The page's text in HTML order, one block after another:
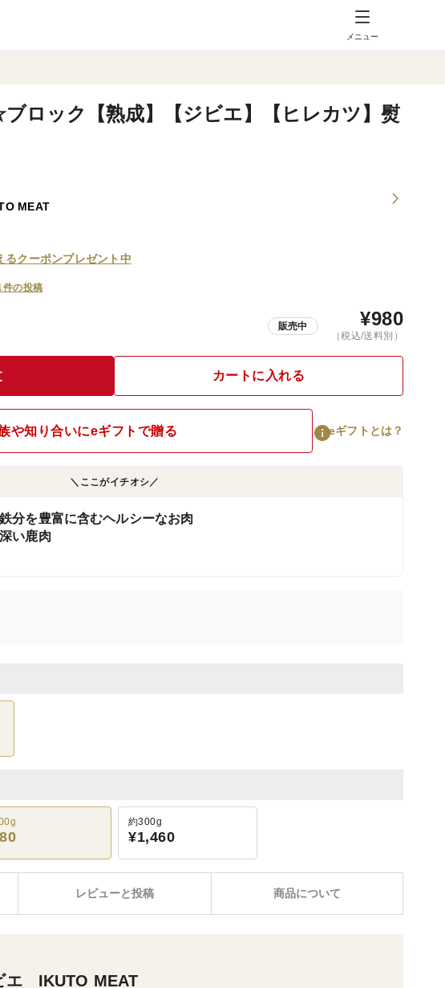
メニュー
ロック【熟成】【ジビエ】【ヒレカツ】熨
MEAT
るクーポンプレゼント中
件の投稿
販売中 ¥980
（税込/送料別）
カートに入れる
や知り合いにeギフトで贈る eギフトとは？
＼ここがイチオシ／
分を豊富に含むヘルシーなお肉
い鹿肉
約300g
¥1,460
レビューと投稿 商品について
エ IKUTO MEAT